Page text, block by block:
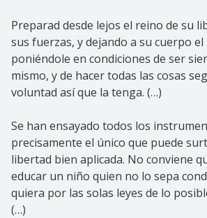
Preparad desde lejos el reino de su
sus fuerzas, y dejando a su cuerpo
poniéndole en condiciones de ser
mismo, y de hacer todas las cosas
voluntad así que la tenga. (…)
Se han ensayado todos los
precisamente el único que puede
libertad bien aplicada. No conviene
educar un niño quien no lo sepa
quiera por las solas leyes de lo
(…)